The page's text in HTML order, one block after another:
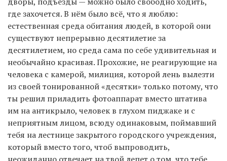
где захочется. В нём было всё, что я люблю:
естественная среда обитания людей, в которой они
существуют непрерывно десятилетие за
десятилетием, но среда сама по себе удивительная и
необычайно красивая. Прохожие, не реагирующие на
человека с камерой, милиция, которой лень вылезти
из своей тонированной «десятки» только потому, что
ты решил приладить фотоаппарат вместо штатива
им на антикрыло, человек в глухом пиджаке и с
неприятным лицом, всюду одинаковым, поймавший
тебя на лестнице закрытого городского учреждения,
который вместо того, чтоб выпроводить,
неожиданно отвечает на твой лепет о том, что тебе